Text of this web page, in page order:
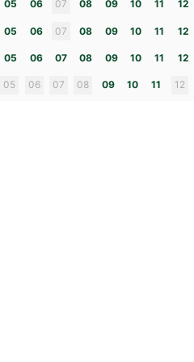
05 06 07 08 09 10 11 12
05 06 07 08 09 10 11 12
05 06 07 08 09 10 11 12
05 06 07 08 09 10 11 12